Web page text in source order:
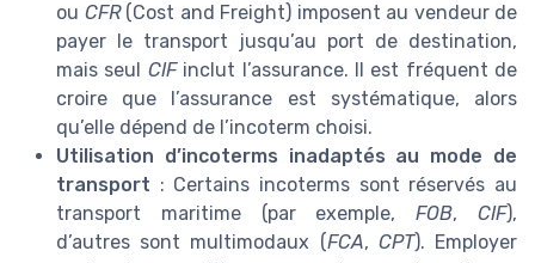
ou CFR(Cost and Freight) imposent au vendeur de
payer le transport jusqu’au port de destination,
mais seul CIFinclut l’assurance. Il est fréquent de
croire que l’assurance est systématique, alors
qu’elle dépend de l’incoterm choisi.
Utilisation d’incoterms inadaptés au mode de
transport : Certains incoterms sont réservés au
transport maritime (par exemple,FOB,CIF),
d’autres sont multimodaux (FCA, CPT). Employer